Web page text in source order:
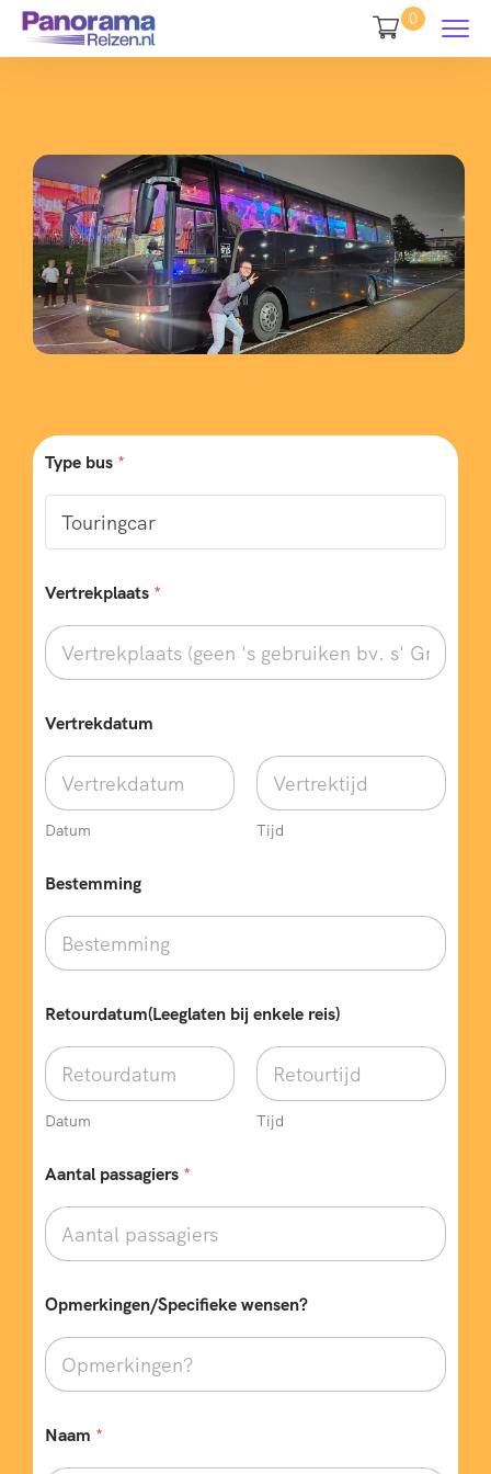
0
Type bus *
Vertrekplaats *
Vertrekdatum
Datum Tijd
Bestemming
e
t
e
m
m
n
g
T
e
l
o
n
n
u
m
Retourdatum(Leeglaten bij enkele reis)
Datum Tijd
Aantal passagiers *
Opmerkingen/Specifieke wensen?
Naam *